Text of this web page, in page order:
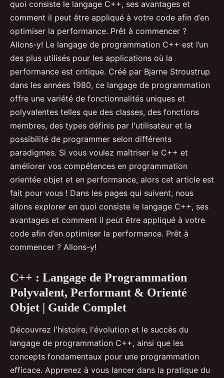
quoi consiste le langage C++, ses avantages et
comment il peut être appliqué à votre code afin d’en
optimiser la performance. Prêt à commencer ?
Allons-y! Le langage de programmation C++ est l’un
des plus utilisés pour les applications où la
performance est critique. Créé par Bjarne Stroustrup
dans les années 1980, ce langage de programmation
offre une variété de fonctionnalités uniques et
polyvalentes telles que des classes, des fonctions
membres, des types définis par l'utilisateur et la
possibilité de programmer selon différents
paradigmes. Si vous voulez maîtriser le C++ et
améliorer vos compétences en programmation
orientée objet et en performance, alors cet article est
fait pour vous ! Dans les pages qui suivent, nous
allons explorer en quoi consiste le langage C++, ses
avantages et comment il peut être appliqué à votre
code afin d’en optimiser la performance. Prêt à
commencer ? Allons-y!
C++ : Langage de Programmation
Polyvalent, Performant & Orienté
Objet | Guide Complet
Découvrez l'histoire, l'évolution et le succès du
langage de programmation C++, ainsi que les
concepts fondamentaux pour une programmation
efficace. Apprenez à vous lancer dans la pratique du